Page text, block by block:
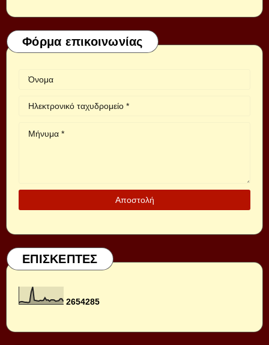
Φόρμα επικοινωνίας
ΕΠΙΣΚΕΠΤΕΣ
2654285